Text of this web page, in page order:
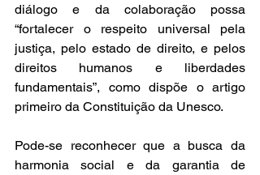
diálogo e da colaboração possa
“fortalecer o respeito universal pela
justiça, pelo estado de direito, e pelos
direitos humanos e liberdades
fundamentais”, como dispõe o artigo
primeiro da Constituição da Unesco.
Pode-se reconhecer que a busca da
harmonia social e da garantia de